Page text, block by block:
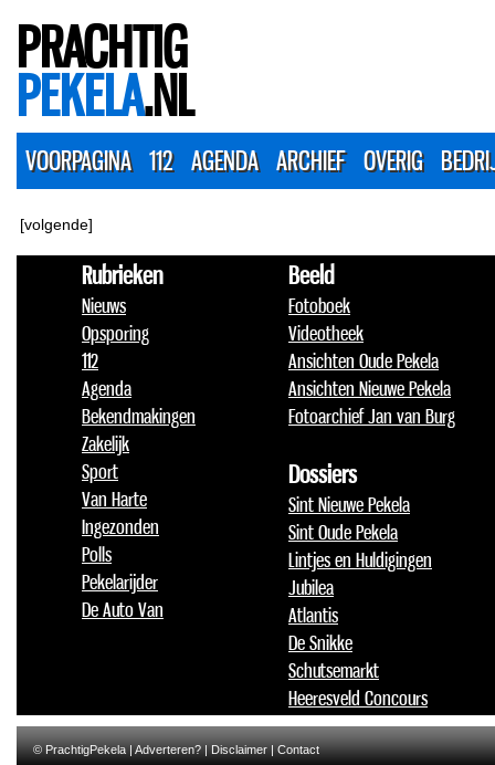
PRACHTIG
PEKELA.NL
VOORPAGINA 112 AGENDA ARCHIEF OVERIG
[volgende]
Rubrieken
Nieuws
Opsporing
112
Agenda
Bekendmakingen
Zakelijk
Sport
Van Harte
Ingezonden
Polls
Pekelarijder
De Auto Van
Beeld
Fotoboek
Videotheek
Ansichten Oude Pekela
Ansichten Nieuwe Pekela
Fotoarchief Jan van Burg
Dossiers
Sint Nieuwe Pekela
Sint Oude Pekela
Lintjes en Huldigingen
Jubilea
Atlantis
De Snikke
Schutsemarkt
Heeresveld Concours
© PrachtigPekela |Adverteren?|Disclaimer|Contact